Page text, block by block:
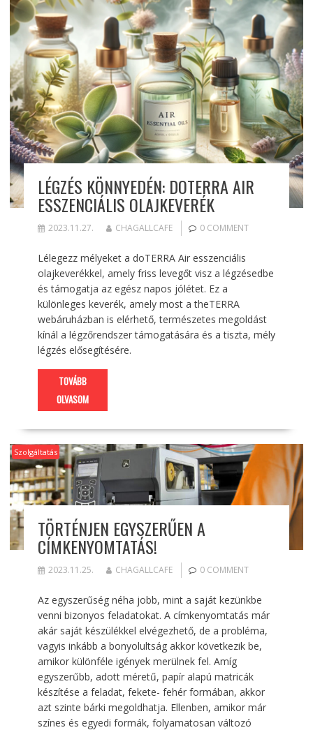
LÉGZÉS KÖNNYEDÉN: DOTERRA AIR
ESSZENCIÁLIS OLAJKEVERÉK
2023.11.27. CHAGALLCAFE 0 COMMENT
Lélegezz mélyeket a doTERRA Air esszenciális
olajkeverékkel, amely friss levegőt visz a légzésedbe
és támogatja az egész napos jólétet. Ez a
különleges keverék, amely most a theTERRA
webáruházban is elérhető, természetes megoldást
kínál a légzőrendszer támogatására és a tiszta, mély
légzés elősegítésére.
TOVÁBB
OLVASOM
Szolgáltatás
TÖRTÉNJEN EGYSZERŰEN A
CÍMKENYOMTATÁS!
2023.11.25. CHAGALLCAFE 0 COMMENT
Az egyszerűség néha jobb, mint a saját kezünkbe
venni bizonyos feladatokat. A címkenyomtatás már
akár saját készülékkel elvégezhető, de a probléma,
vagyis inkább a bonyolultság akkor következik be,
amikor különféle igények merülnek fel. Amíg
egyszerűbb, adott méretű, papír alapú matricák
készítése a feladat, fekete- fehér formában, akkor
azt szinte bárki megoldhatja. Ellenben, amikor már
színes és egyedi formák, folyamatosan változó